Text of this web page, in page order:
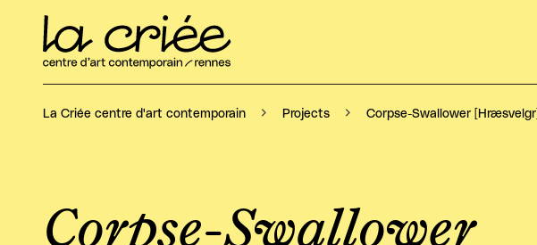
La Criée centre d'art contemporain Projects Corpse-Swallower [Hræsvelgr]
Corpse-Swallower